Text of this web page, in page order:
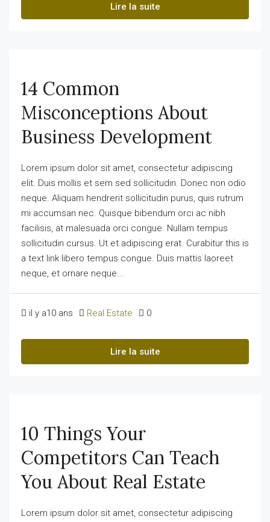
Lire la suite
14 Common
Misconceptions About
Business Development
Lorem ipsum dolor sit amet, consectetur adipiscing
elit. Duis mollis et sem sed sollicitudin. Donec non odio
neque. Aliquam hendrerit sollicitudin purus, quis rutrum
mi accumsan nec. Quisque bibendum orci ac nibh
facilisis, at malesuada orci congue. Nullam tempus
sollicitudin cursus. Ut et adipiscing erat. Curabitur this is
a text link libero tempus congue. Duis mattis laoreet
neque, et ornare neque...
il y a10 ans Real Estate 0
Lire la suite
10 Things Your
Competitors Can Teach
You About Real Estate
Lorem ipsum dolor sit amet, consectetur adipiscing